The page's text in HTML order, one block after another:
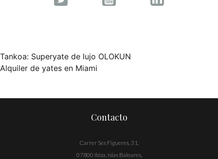
Navegación
entradas
Tankoa: Superyate de lujo OLOKUN
Alquiler de yates en Miami
Contacto
Carrer Ses Figueres, 31,
07800 Ibiza, Islas Baleares,